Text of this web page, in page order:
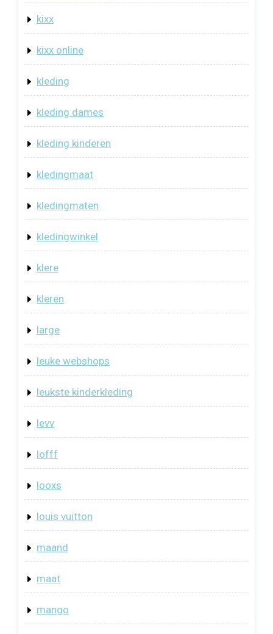
kixx
kixx online
kleding
kleding dames
kleding kinderen
kledingmaat
kledingmaten
kledingwinkel
klere
kleren
large
leuke webshops
leukste kinderkleding
levv
lofff
looxs
louis vuitton
maand
maat
mango